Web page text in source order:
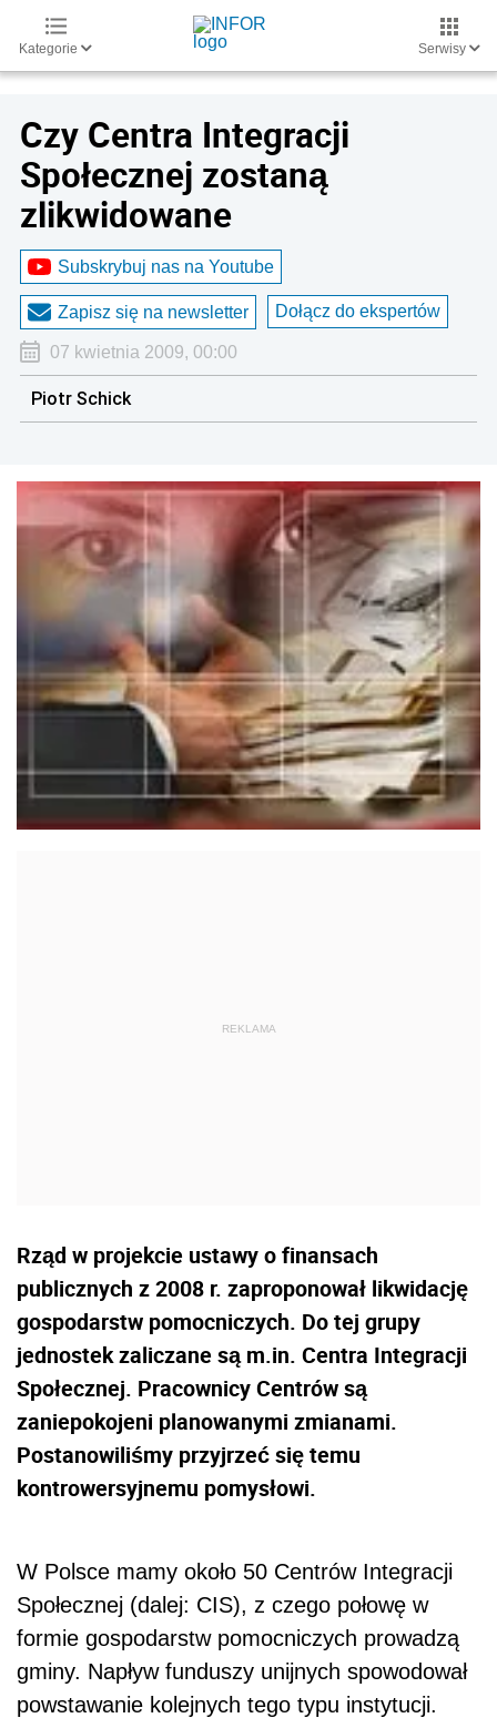
Kategorie Serwisy
Czy Centra Integracji
Społecznej zostaną
zlikwidowane
Subskrybuj nas na Youtube
Zapisz się na newsletter Dołącz do ekspertów
07 kwietnia 2009, 00:00
Piotr Schick
Rząd w projekcie ustawy o finansach
publicznych z 2008 r. zaproponował likwidację
gospodarstw pomocniczych. Do tej grupy
jednostek zaliczane są m.in. Centra Integracji
Społecznej. Pracownicy Centrów są
zaniepokojeni planowanymi zmianami.
Postanowiliśmy przyjrzeć się temu
kontrowersyjnemu pomysłowi.
W Polsce mamy około 50 Centrów Integracji
Społecznej (dalej: CIS), z czego połowę w
formie gospodarstw pomocniczych prowadzą
gminy. Napływ funduszy unijnych spowodował
powstawanie kolejnych tego typu instytucji.